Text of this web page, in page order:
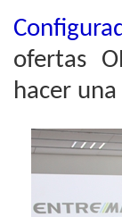
ofertas
hacer